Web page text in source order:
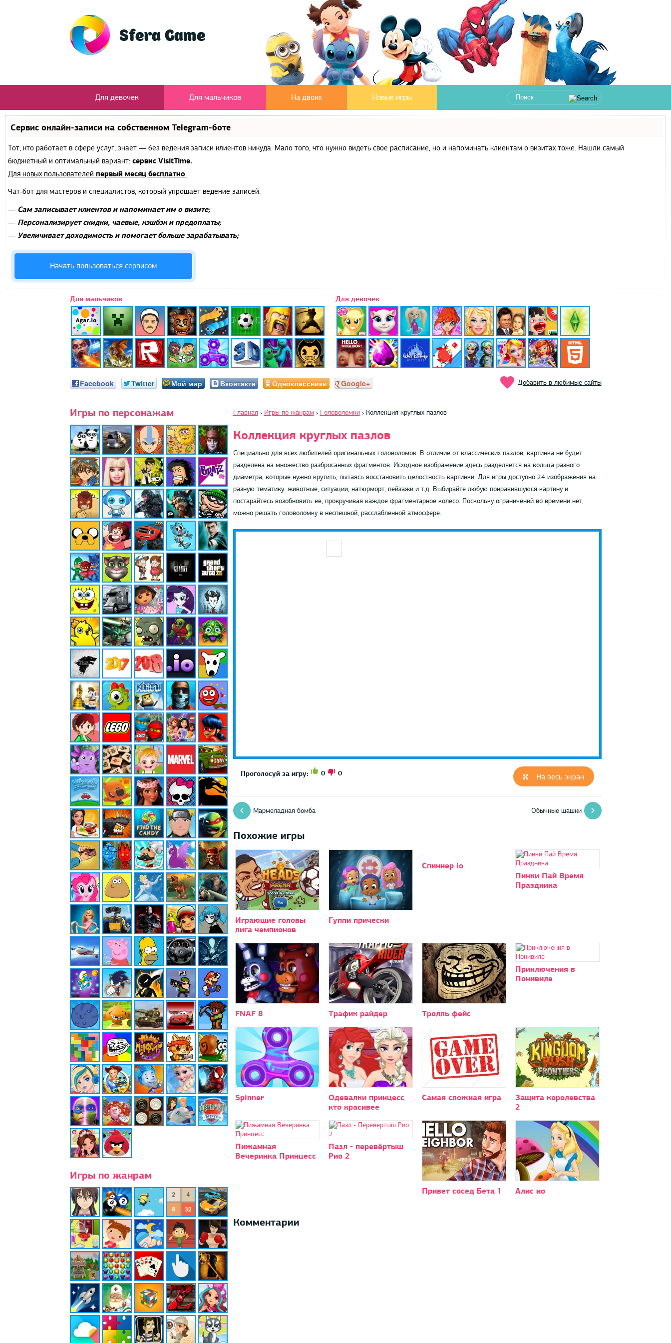
Для девочек Для мальчиков На двоих Новые игры
Сервис онлайн-записи на собственном Telegram-боте
Тот, кто работает в сфере услуг, знает — без ведения записи клиентов никуда. Мало того, что нужно видеть свое расписание, но и напоминать клиентам о визитах тоже. Нашли самый
бюджетный и оптимальный вариант: сервис VisitTime.
Для новых пользователей первый месяц бесплатно.
Чат-бот для мастеров и специалистов, который упрощает ведение записей:
— Сам записывает клиентов и напоминает им о визите;
— Персонализирует скидки, чаевые, кэшбэк и предоплаты;
— Увеличивает доходимость и помогает больше зарабатывать;
Начать пользоваться сервисом
Для мальчиков Для девочек
Facebook Twitter Мой мир Вконтакте Одноклассники Google+ Добавить в любимые сайты
Игры по персонажам
Игры по жанрам
Главная › Игры по жанрам › Головоломки › Коллекция круглых пазлов
Коллекция круглых пазлов
Специально для всех любителей оригинальных головоломок. В отличие от классических пазлов, картинка не будет
разделена на множество разбросанных фрагментов. Исходное изображение здесь разделяется на кольца разного
диаметра, которые нужно крутить, пытаясь восстановить целостность картинки. Для игры доступно 24 изображения на
разную тематику: животные, ситуации, натюрморт, пейзажи и т.д. Выбирайте любую понравившуюся картину и
постарайтесь возобновить ее, прокручивая каждое фрагментарное колесо. Поскольку ограничений во времени нет,
можно решать головоломку в неспешной, расслабленной атмосфере.
На весь экран
Проголосуй за игру: 0 0
Мармеладная бомба Обычные шашки
Похожие игры
Играющие головы
лига чемпионов
Гуппи прически
Спиннер io
Пинки Пай Время
Праздника
FNAF 8 Трафик райдер Тролль фейс
Приключения в
Понивиле
Spinner
Одевалки принцесс
кто красивее
Самая сложная игра
Защита королевства
2
Пижамная
Вечеринка Принцесс
Пазл - перевёртыш
Рио 2
Привет сосед Бета 1 Алис ио
Комментарии